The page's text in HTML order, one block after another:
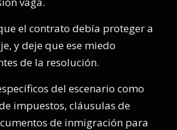
el contrato debía proteger a
y deje que ese miedo
de la resolución.
del escenario como
impuestos, cláusulas de
de inmigración para